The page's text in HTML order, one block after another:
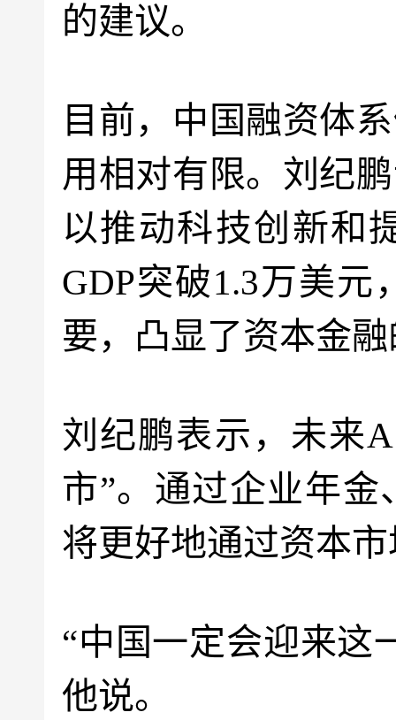
的建议。
目前，中国融资体
用相对有限。刘纪
以推动科技创新和
GDP突破1.3万美
要，凸显了资本金
刘纪鹏表示，未来
市”。通过企业年
将更好地通过资本
“中国一定会迎来这
他说。